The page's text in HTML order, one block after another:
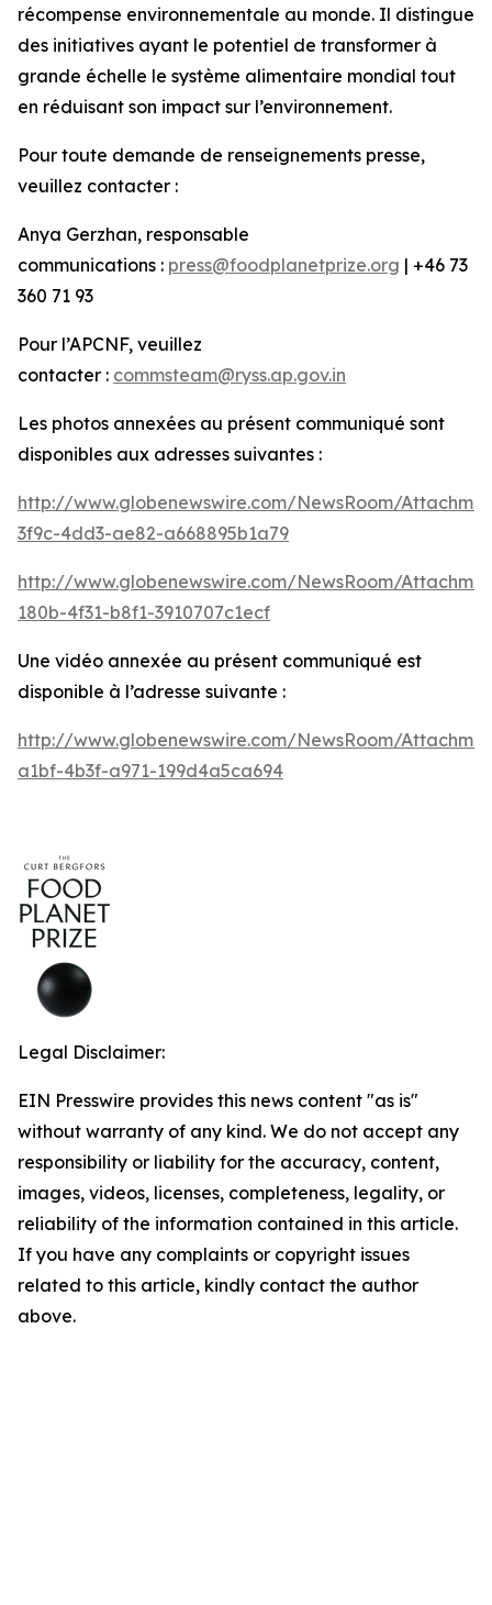
récompense environnementale au monde. Il distingue
des initiatives ayant le potentiel de transformer à
grande échelle le système alimentaire mondial tout
en réduisant son impact sur l’environnement.
Pour toute demande de renseignements presse,
veuillez contacter :
Anya Gerzhan, responsable
communications : press@foodplanetprize.org | +46 73
360 71 93
Pour l’APCNF, veuillez
contacter : commsteam@ryss.ap.gov.in
Les photos annexées au présent communiqué sont
disponibles aux adresses suivantes :
http://www.globenewswire.com/NewsRoom/
3f9c-4dd3-ae82-a668895b1a79
http://www.globenewswire.com/NewsRoom/
180b-4f31-b8f1-3910707c1ecf
Une vidéo annexée au présent communiqué est
disponible à l’adresse suivante :
http://www.globenewswire.com/NewsRoom/
a1bf-4b3f-a971-199d4a5ca694
Legal Disclaimer:
EIN Presswire provides this news content "as is"
without warranty of any kind. We do not accept any
responsibility or liability for the accuracy, content,
images, videos, licenses, completeness, legality, or
reliability of the information contained in this article.
If you have any complaints or copyright issues
related to this article, kindly contact the author
above.